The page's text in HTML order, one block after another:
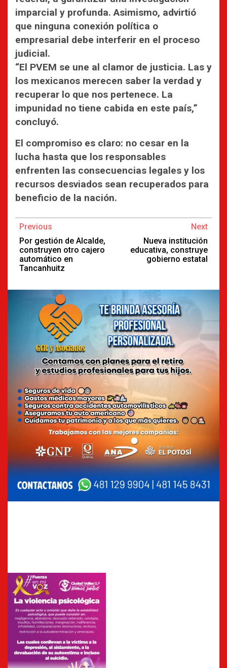
imparcial y profunda. Asimismo, advirtió
que ninguna conexión política o
empresarial debe interferir en el proceso
judicial.
“El PVEM se une al clamor de justicia. Las y
los mexicanos merecen saber la verdad y
recuperar lo que nos pertenece. La
impunidad no tiene cabida en este país,”
concluyó.
El compromiso es claro: no cesar en la
lucha hasta que los responsables
enfrenten las consecuencias legales y los
recursos desviados sean recuperados para
beneficio de la nación.
Continue
Reading
Previous
Por gestión de Alcalde,
construyen otro cajero
automático en
Tancanhuitz
Next
Nueva institución
educativa, construye
gobierno estatal